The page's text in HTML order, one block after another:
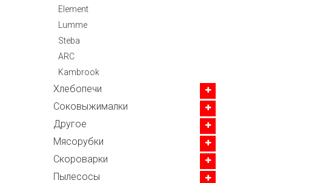
Element
Lumme
Steba
ARC
Kambrook
Хлебопечи
Соковыжималки
Другое
Мясорубки
Скороварки
Пылесосы